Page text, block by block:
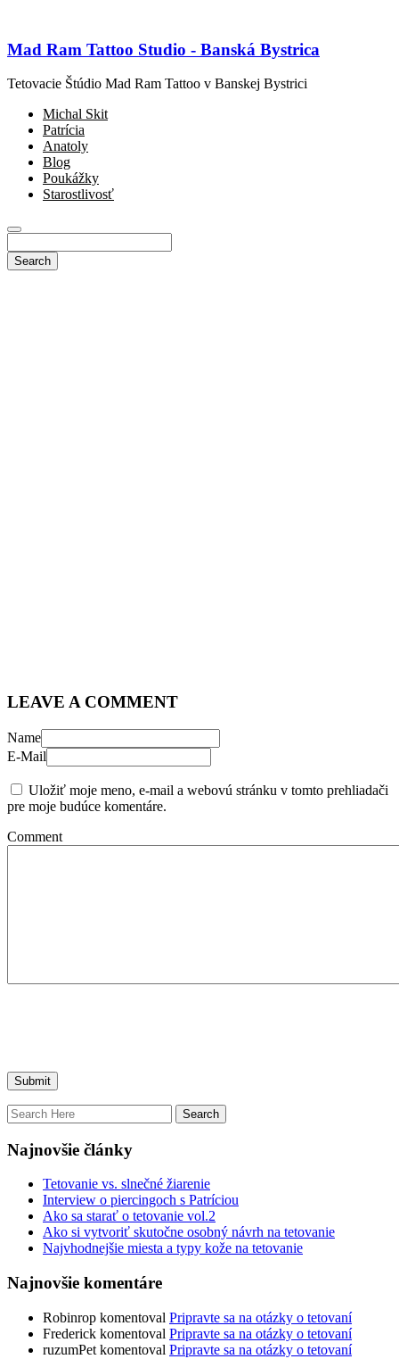
Mad Ram Tattoo Studio - Banská Bystrica
Tetovacie Štúdio Mad Ram Tattoo v Banskej Bystrici
Michal Skit
Patrícia
Anatoly
Blog
Poukážky
Starostlivosť
LEAVE A COMMENT
Name
E-Mail
Uložiť moje meno, e-mail a webovú stránku v tomto prehliadači
pre moje budúce komentáre.
Comment
Najnovšie články
Tetovanie vs. slnečné žiarenie
Interview o piercingoch s Patríciou
Ako sa starať o tetovanie vol.2
Ako si vytvoriť skutočne osobný návrh na tetovanie
Najvhodnejšie miesta a typy kože na tetovanie
Najnovšie komentáre
Robinrop komentoval Pripravte sa na otázky o tetovaní
Frederick komentoval Pripravte sa na otázky o tetovaní
ruzumPet komentoval Pripravte sa na otázky o tetovaní